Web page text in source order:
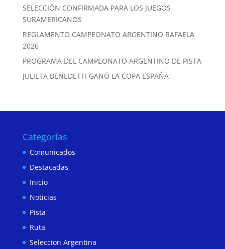
SELECCIÓN CONFIRMADA PARA LOS JUEGOS
SURAMERICANOS
REGLAMENTO CAMPEONATO ARGENTINO RAFAELA
2026
PROGRAMA DEL CAMPEONATO ARGENTINO DE PISTA
JULIETA BENEDETTI GANÓ LA COPA ESPAÑA
Categorías
Comunicados
Destacadas
Inicio
Noticias
Pista
Ruta
Seleccion Argentina